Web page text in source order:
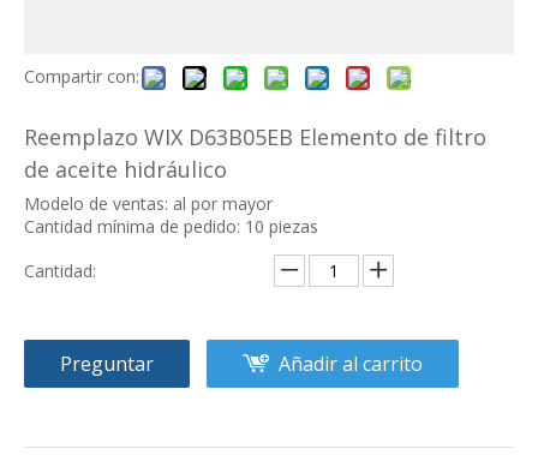
Compartir con:
Reemplazo WIX D63B05EB Elemento de filtro
de aceite hidráulico
Modelo de ventas: al por mayor
Cantidad mínima de pedido: 10 piezas
Cantidad:
Preguntar Añadir al carrito